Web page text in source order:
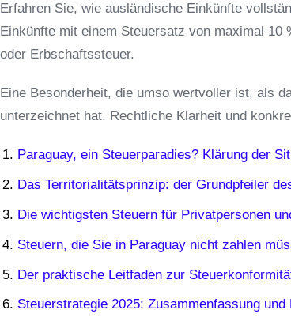
Erfahren Sie, wie ausländische Einkünfte
Einkünfte mit einem Steuersatz von maximal 10
oder Erbschaftssteuer.
Eine Besonderheit, die umso wertvoller ist, als
unterzeichnet hat. Rechtliche Klarheit und
Paraguay, ein Steuerparadies? Klärung der
Das Territorialitätsprinzip: der Grundpfeiler
Die wichtigsten Steuern für Privatpersonen
Steuern, die Sie in Paraguay nicht zahlen
Der praktische Leitfaden zur
Steuerstrategie 2025: Zusammenfassung